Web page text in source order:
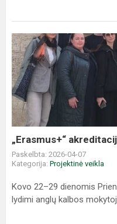
„Erasmus+“
akreditacijos
projektas
Italijoje
tęsiasi
„Erasmus+“
Paskelbta: 2026-04-07
Kategorija: Projektinė veikla
Kovo 22–29 dienomis
lydimi anglų kalbos